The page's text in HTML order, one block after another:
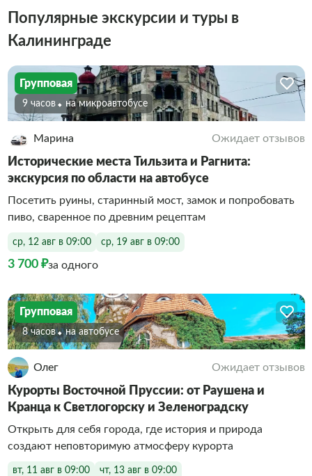
Популярные экскурсии и туры в
Калининграде
Групповая
9 часов На микроавтобусе
Марина Ожидает отзывов
Исторические места Тильзита и Рагнита:
экскурсия по области на автобусе
Посетить руины, старинный мост, замок и попробовать
пиво, сваренное по древним рецептам
ср, 12 авг в 09:00 ср, 19 авг в 09:00
3 700 ₽за одного
Групповая
8 часов На автобусе
Олег Ожидает отзывов
Курорты Восточной Пруссии: от Раушена и
Кранца к Светлогорску и Зеленоградску
Открыть для себя города, где история и природа
создают неповторимую атмосферу курорта
вт, 11 авг в 09:00 чт, 13 авг в 09:00